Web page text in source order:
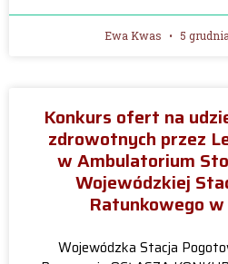
Ewa Kwas 5
Konkurs ofert na
zdrowotnych przez
w Ambulatorium
Wojewódzkiej
Ratunkowego
Wojewódzka Stacja